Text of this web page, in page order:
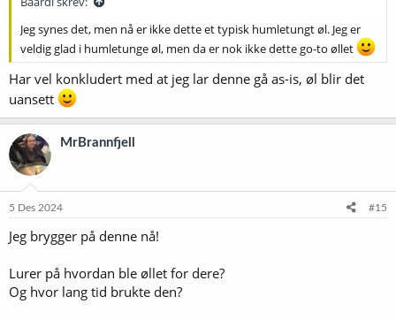
Jeg synes det, men nå er ikke dette et typisk humletungt øl. Jeg er
veldig glad i humletunge øl, men da er nok ikke dette go-to øllet
Har vel konkludert med at jeg lar denne gå as-is, øl blir det
uansett
MrBrannfjell
5 Des 2024 #15
Jeg brygger på denne nå!
Lurer på hvordan ble øllet for dere?
Og hvor lang tid brukte den?